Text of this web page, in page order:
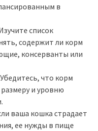
в
список
содержит ли корм
консерванты или
что корм
и уровню
ваша кошка страдает
ее нужды в пище